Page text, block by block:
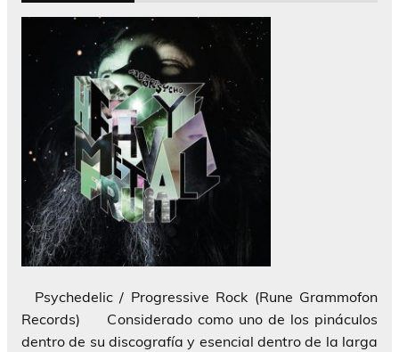
Psychedelic / Progressive Rock (Rune Grammofon
Records) Considerado como uno de los pináculos
dentro de su discografía y esencial dentro de la larga